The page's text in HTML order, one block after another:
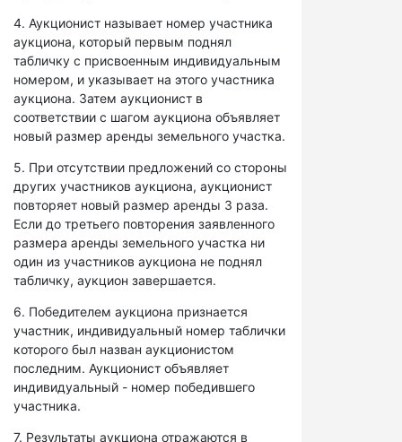
4. Аукционист называет номер участника
аукциона, который первым поднял
табличку с присвоенным индивидуальным
номером, и указывает на этого участника
аукциона. Затем аукционист в
соответствии с шагом аукциона объявляет
новый размер аренды земельного участка.
5. При отсутствии предложений со стороны
других участников аукциона, аукционист
повторяет новый размер аренды 3 раза.
Если до третьего повторения заявленного
размера аренды земельного участка ни
один из участников аукциона не поднял
табличку, аукцион завершается.
6. Победителем аукциона признается
участник, индивидуальный номер таблички
которого был назван аукционистом
последним. Аукционист объявляет
индивидуальный - номер победившего
участника.
7. Результаты аукциона отражаются в